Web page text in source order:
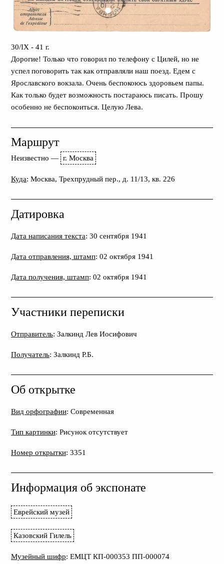
30/IX - 41 г.
Дорогие! Только что говорил по телефону с Цилей, но не
успел поговорить так как отправляли наш поезд. Едем с
Ярославского вокзала. Очень беспокоюсь здоровьем папы.
Как только будет возможность постараюсь писать. Прошу
особенно не беспокоиться. Целую Лева.
Маршрут
Неизвестно — г. Москва
Куда: Москва, Трехпрудный пер., д. 11/13, кв. 226
Датировка
Дата написания текста: 30 сентября 1941
Дата отправления, штамп: 02 октября 1941
Дата получения, штамп: 02 октября 1941
Участники переписки
Отправитель: Залкинд Лев Иосифович
Получатель: Залкинд Р.Б.
Об открытке
Вид орфографии: Современная
Тип картинки: Рисунок отсутствует
Номер открытки: 3351
Информация об экспонате
Еврейский музей
Казовский Гилель
Музейный шифр: ЕМЦТ КП-000353 ПП-000074